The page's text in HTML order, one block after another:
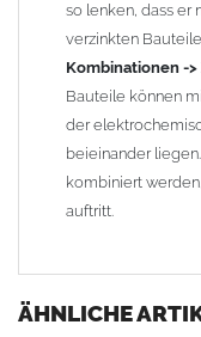
so lenken, dass er
verzinkten
Kombinationen ->
Bauteile können
der
beieinander
kombiniert
auftritt.
ÄHNLICHE